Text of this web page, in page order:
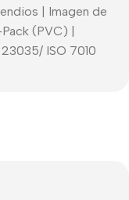
| Imagen de
(PVC) |
ISO 7010